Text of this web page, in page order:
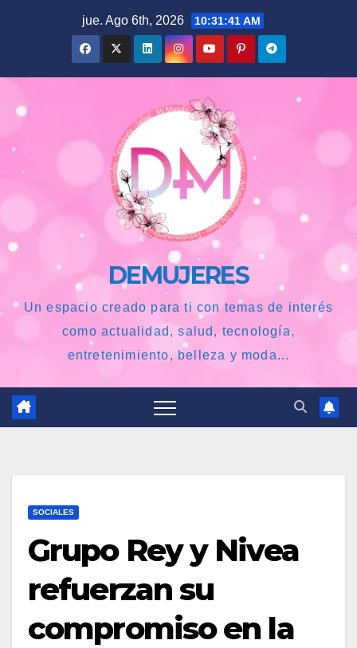
jue. Ago 6th, 2026 10:31:42 AM
DEMUJERES
Un espacio creado para ti con temas de interés
como actualidad, salud, tecnología,
entretenimiento, belleza y moda...
SOCIALES
Grupo Rey y Nivea
refuerzan su
compromiso en la